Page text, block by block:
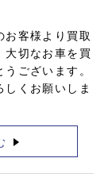
客様より買取
大切なお車を買
ございます。
くお願いしま